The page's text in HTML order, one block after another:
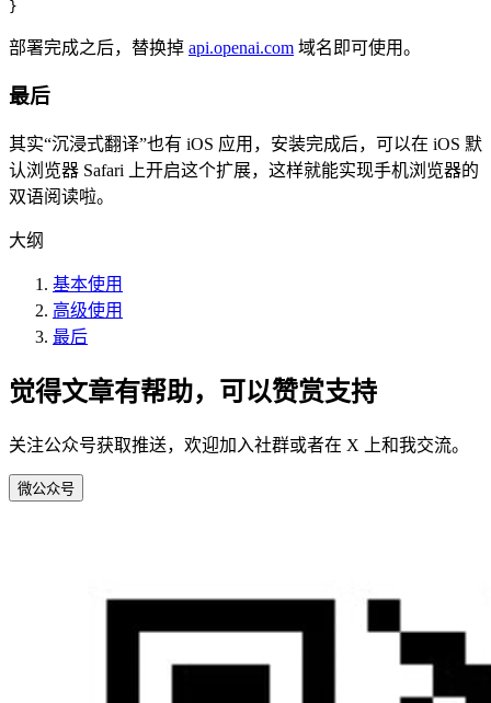
部署完成之后，替换掉 api.openai.com 域名即可使用。
最后
其实“沉浸式翻译”也有 iOS 应用，安装完成后，可以在 iOS 默
认浏览器 Safari 上开启这个扩展，这样就能实现手机浏览器的
双语阅读啦。
大纲
基本使用
高级使用
最后
觉得文章有帮助，可以赞赏支持
关注公众号获取推送，欢迎加入社群或者在 X 上和我交流。
微公众号